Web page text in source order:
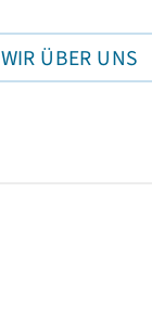
WIR ÜBER UNS